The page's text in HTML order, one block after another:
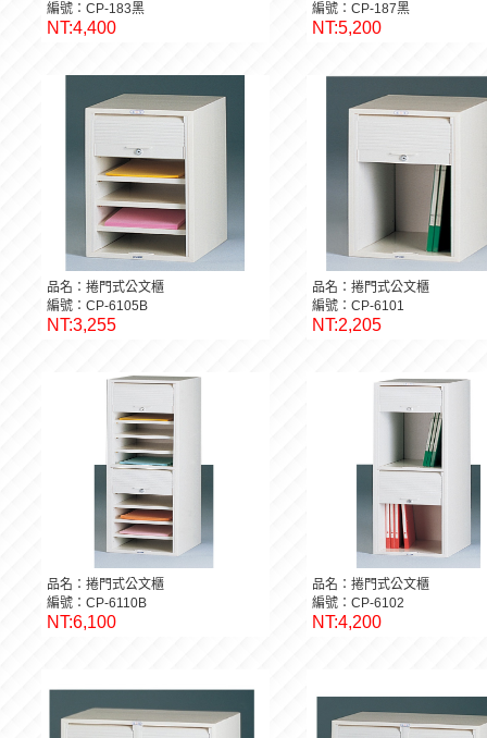
編號：CP-183黑
NT:4,400
編號：CP-187黑
NT:5,200
品名：捲門式公文櫃
編號：CP-6105B
NT:3,255
品名：捲門式公文櫃
編號：CP-6101
NT:2,205
品名：捲門式公文櫃
編號：CP-6110B
NT:6,100
品名：捲門式公文櫃
編號：CP-6102
NT:4,200